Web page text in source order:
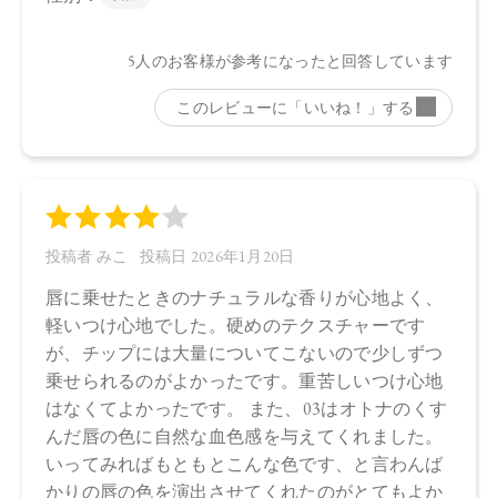
店舗でお問い合わせの際には、下記品番をお伝え下さい。
【店舗発売日】
CosmeKitchen 2026/1/1
Biople 2026/1/1
※店舗での取り扱いや詳しい在庫状況につきましては、各店
舗にお問い合わせください。
※発売日は予告なく変更する可能性がございます。予めご了
承ください。
※通常はご注文より１～３営業日での発送となります。
商品によっては、お届けまで１～２週間かかる場合がござい
ますので予めご了承ください。